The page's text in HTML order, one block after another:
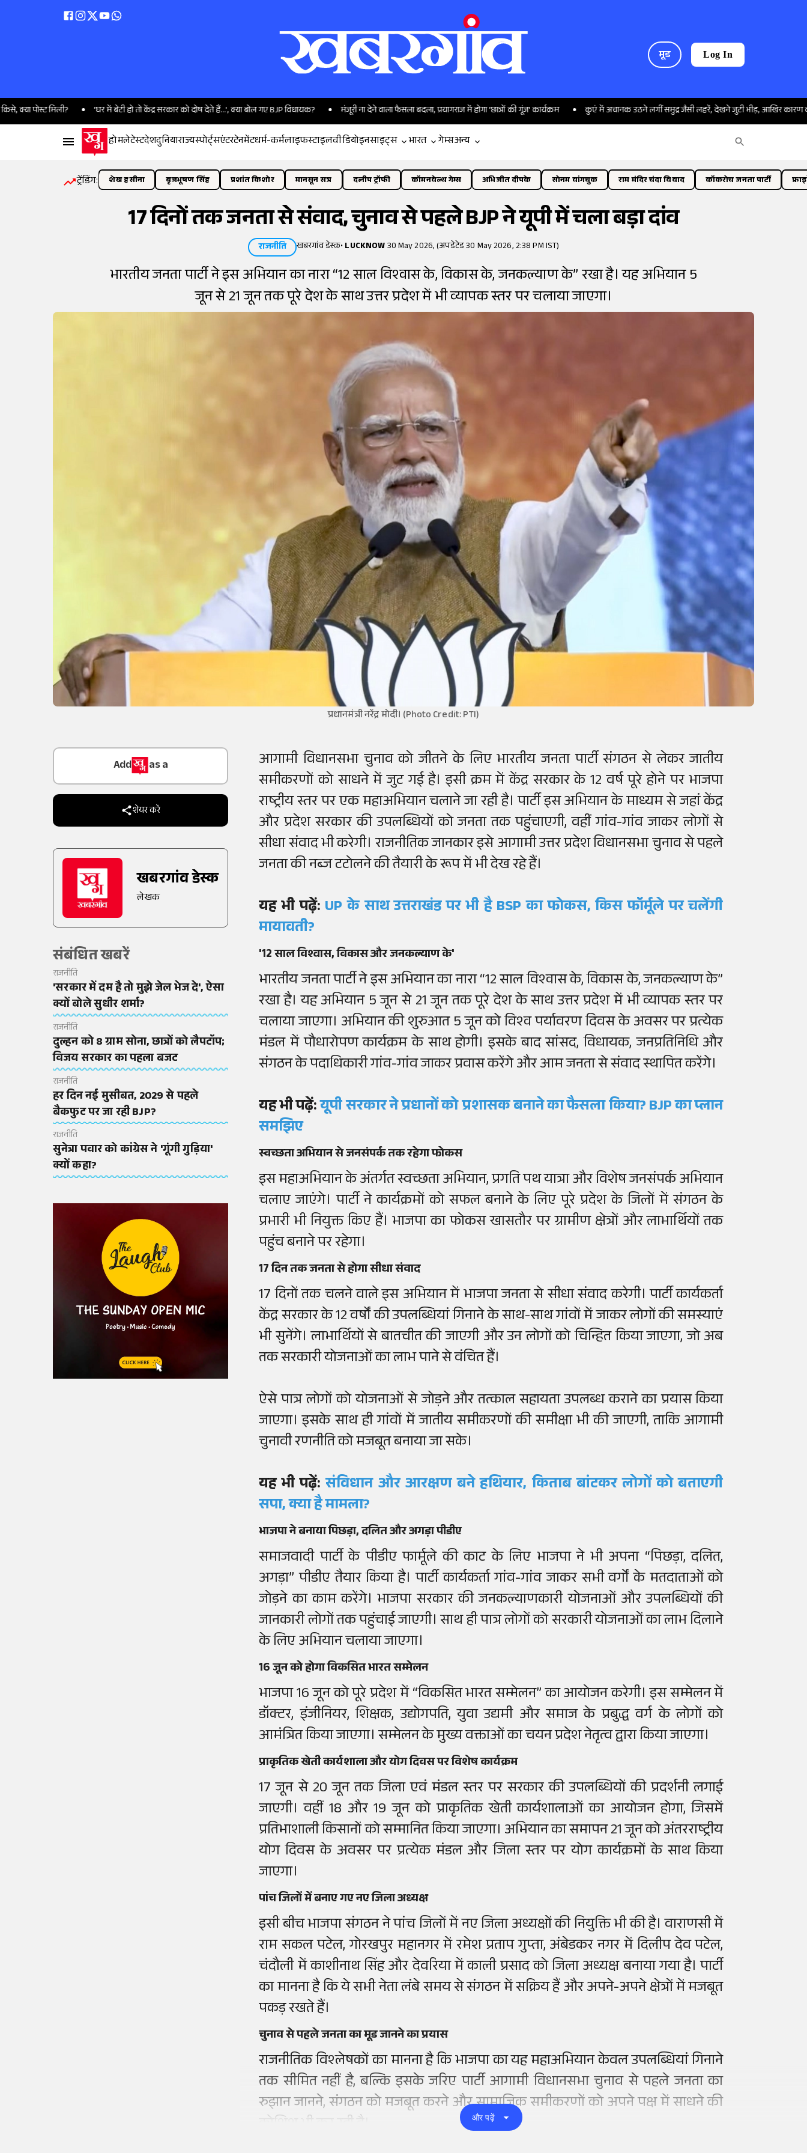
मूड Log In
मिली? 'घर में बेटी हो तो केंद्र सरकार को दोष देते हैं...', क्या बोल गए BJP विधायक? मंजूरी ना देने वाला फैसला बदला, प्रयागराज में होगा 'छात्रों की गूंज' कार्यक्रम कुएं में अचानक उठने लगीं समुद्र जैसी लहरें, देखने जुटी भीड़, आखिर कारण क्या है?
होमलेटेस्टदेशदुनियाराज्यस्पोर्ट्सएंटरटेनमेंटधर्म-कर्मलाइफस्टाइलवीडियोइनसाइट्स भारत गेम्सअन्य
ट्रेंडिंग: शेख हसीना बृजभूषण सिंह प्रशांत किशोर मानसून सत्र दलीप ट्रॉफी कॉमनवेल्थ गेम्स अभिजीत दीपके सोनम वांगचुक राम मंदिर चंदा विवाद कॉकरोच जनता पार्टी
17 दिनों तक जनता से संवाद, चुनाव से पहले BJP ने यूपी में चला बड़ा दांव
राजनीति खबरगांव डेस्क•LUCKNOW30 May 2026, (अपडेटेड 30 May 2026, 2:38 PM IST)
भारतीय जनता पार्टी ने इस अभियान का नारा “12 साल विश्वास के, विकास के, जनकल्याण के” रखा है। यह अभियान 5
जून से 21 जून तक पूरे देश के साथ उत्तर प्रदेश में भी व्यापक स्तर पर चलाया जाएगा।
प्रधानमंत्री नरेंद्र मोदी। (Photo Credit: PTI)
Trusted Source on
शेयर करें
खबरगांव डेस्क
लेखक
संबंधित खबरें
राजनीति
'सरकार में दम है तो मुझे जेल भेज दे', ऐसा
क्यों बोले सुधीर शर्मा?
राजनीति
दुल्हन को 8 ग्राम सोना, छात्रों को लैपटॉप;
विजय सरकार का पहला बजट
राजनीति
हर दिन नई मुसीबत, 2029 से पहले
बैकफुट पर जा रही BJP?
राजनीति
सुनेत्रा पवार को कांग्रेस ने 'गूंगी गुड़िया'
क्यों कहा?
आगामी विधानसभा चुनाव को जीतने के लिए भारतीय जनता पार्टी संगठन से लेकर जातीय
समीकरणों को साधने में जुट गई है। इसी क्रम में केंद्र सरकार के 12 वर्ष पूरे होने पर भाजपा
राष्ट्रीय स्तर पर एक महाअभियान चलाने जा रही है। पार्टी इस अभियान के माध्यम से जहां केंद्र
और प्रदेश सरकार की उपलब्धियों को जनता तक पहुंचाएगी, वहीं गांव-गांव जाकर लोगों से
सीधा संवाद भी करेगी। राजनीतिक जानकार इसे आगामी उत्तर प्रदेश विधानसभा चुनाव से पहले
जनता की नब्ज टटोलने की तैयारी के रूप में भी देख रहे हैं।
यह भी पढ़ें: UP के साथ उत्तराखंड पर भी है BSP का फोकस, किस फॉर्मूले पर चलेंगी
मायावती?
'12 साल विश्वास, विकास और जनकल्याण के'
भारतीय जनता पार्टी ने इस अभियान का नारा “12 साल विश्वास के, विकास के, जनकल्याण के”
रखा है। यह अभियान 5 जून से 21 जून तक पूरे देश के साथ उत्तर प्रदेश में भी व्यापक स्तर पर
चलाया जाएगा। अभियान की शुरुआत 5 जून को विश्व पर्यावरण दिवस के अवसर पर प्रत्येक
मंडल में पौधारोपण कार्यक्रम के साथ होगी। इसके बाद सांसद, विधायक, जनप्रतिनिधि और
संगठन के पदाधिकारी गांव-गांव जाकर प्रवास करेंगे और आम जनता से संवाद स्थापित करेंगे।
यह भी पढ़ें:यूपी सरकार ने प्रधानों को प्रशासक बनाने का फैसला किया? BJP का प्लान
समझिए
स्वच्छता अभियान से जनसंपर्क तक रहेगा फोकस
इस महाअभियान के अंतर्गत स्वच्छता अभियान, प्रगति पथ यात्रा और विशेष जनसंपर्क अभियान
चलाए जाएंगे। पार्टी ने कार्यक्रमों को सफल बनाने के लिए पूरे प्रदेश के जिलों में संगठन के
प्रभारी भी नियुक्त किए हैं। भाजपा का फोकस खासतौर पर ग्रामीण क्षेत्रों और लाभार्थियों तक
पहुंच बनाने पर रहेगा।
17 दिन तक जनता से होगा सीधा संवाद
17 दिनों तक चलने वाले इस अभियान में भाजपा जनता से सीधा संवाद करेगी। पार्टी कार्यकर्ता
केंद्र सरकार के 12 वर्षों की उपलब्धियां गिनाने के साथ-साथ गांवों में जाकर लोगों की समस्याएं
भी सुनेंगे। लाभार्थियों से बातचीत की जाएगी और उन लोगों को चिन्हित किया जाएगा, जो अब
तक सरकारी योजनाओं का लाभ पाने से वंचित हैं।
ऐसे पात्र लोगों को योजनाओं से जोड़ने और तत्काल सहायता उपलब्ध कराने का प्रयास किया
जाएगा। इसके साथ ही गांवों में जातीय समीकरणों की समीक्षा भी की जाएगी, ताकि आगामी
चुनावी रणनीति को मजबूत बनाया जा सके।
यह भी पढ़ें:संविधान और आरक्षण बने हथियार, किताब बांटकर लोगों को बताएगी
सपा, क्या है मामला?
भाजपा ने बनाया पिछड़ा, दलित और अगड़ा पीडीए
समाजवादी पार्टी के पीडीए फार्मूले की काट के लिए भाजपा ने भी अपना “पिछड़ा, दलित,
अगड़ा” पीडीए तैयार किया है। पार्टी कार्यकर्ता गांव-गांव जाकर सभी वर्गों के मतदाताओं को
जोड़ने का काम करेंगे। भाजपा सरकार की जनकल्याणकारी योजनाओं और उपलब्धियों की
जानकारी लोगों तक पहुंचाई जाएगी। साथ ही पात्र लोगों को सरकारी योजनाओं का लाभ दिलाने
के लिए अभियान चलाया जाएगा।
16 जून को होगा विकसित भारत सम्मेलन
भाजपा 16 जून को पूरे प्रदेश में “विकसित भारत सम्मेलन” का आयोजन करेगी। इस सम्मेलन में
डॉक्टर, इंजीनियर, शिक्षक, उद्योगपति, युवा उद्यमी और समाज के प्रबुद्ध वर्ग के लोगों को
आमंत्रित किया जाएगा। सम्मेलन के मुख्य वक्ताओं का चयन प्रदेश नेतृत्व द्वारा किया जाएगा।
प्राकृतिक खेती कार्यशाला और योग दिवस पर विशेष कार्यक्रम
17 जून से 20 जून तक जिला एवं मंडल स्तर पर सरकार की उपलब्धियों की प्रदर्शनी लगाई
जाएगी। वहीं 18 और 19 जून को प्राकृतिक खेती कार्यशालाओं का आयोजन होगा, जिसमें
प्रतिभाशाली किसानों को सम्मानित किया जाएगा। अभियान का समापन 21 जून को अंतरराष्ट्रीय
योग दिवस के अवसर पर प्रत्येक मंडल और जिला स्तर पर योग कार्यक्रमों के साथ किया
जाएगा।
पांच जिलों में बनाए गए नए जिला अध्यक्ष
इसी बीच भाजपा संगठन ने पांच जिलों में नए जिला अध्यक्षों की नियुक्ति भी की है। वाराणसी में
राम सकल पटेल, गोरखपुर महानगर में रमेश प्रताप गुप्ता, अंबेडकर नगर में दिलीप देव पटेल,
चंदौली में काशीनाथ सिंह और देवरिया में काली प्रसाद को जिला अध्यक्ष बनाया गया है। पार्टी
का मानना है कि ये सभी नेता लंबे समय से संगठन में सक्रिय हैं और अपने-अपने क्षेत्रों में मजबूत
पकड़ रखते हैं।
चुनाव से पहले जनता का मूड जानने का प्रयास
राजनीतिक विश्लेषकों का मानना है कि भाजपा का यह महाअभियान केवल उपलब्धियां गिनाने
तक सीमित नहीं है, बल्कि इसके जरिए पार्टी आगामी विधानसभा चुनाव से पहले जनता का
रुझान जानने, संगठन को मजबूत करने और सामाजिक समीकरणों को अपने पक्ष में साधने की
और पढ़ें